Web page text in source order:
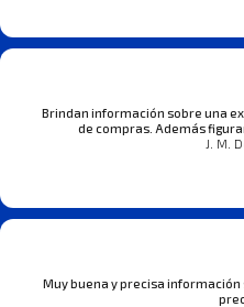
Brindan información sobre una
de compras. Además
J. M.
Muy buena y precisa